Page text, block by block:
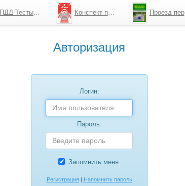
ПДД-Тесты 2026 Конспект по ПДД Проезд перекрестков
Авторизация
Логин:
Пароль:
Запомнить меня.
Регистрация| Напомнить пароль